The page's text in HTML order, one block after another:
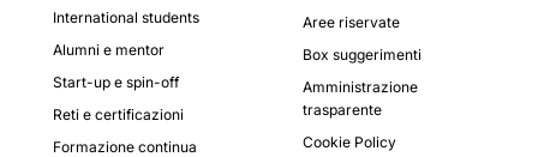
International students
Alumni e mentor
Start-up e spin-off
Reti e certificazioni
Formazione continua
Aree riservate
Box suggerimenti
Amministrazione
trasparente
Cookie Policy